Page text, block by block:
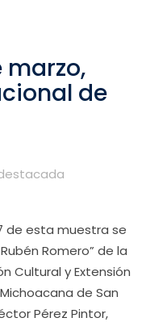
marzo,
de
de esta muestra se
Romero” de la
Cultural y Extensión
de San
Pérez Pintor,